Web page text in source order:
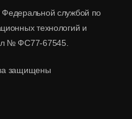
службой по
технологий и
№ ФС77-67545.
защищены